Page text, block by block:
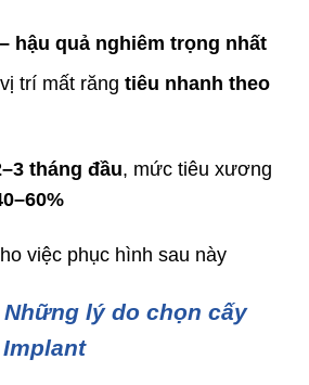
hậu quả nghiêm trọng nhất
trí mất răng tiêu nhanh theo
tháng đầu, mức tiêu xương
việc phục hình sau này
Những lý do chọn cấy